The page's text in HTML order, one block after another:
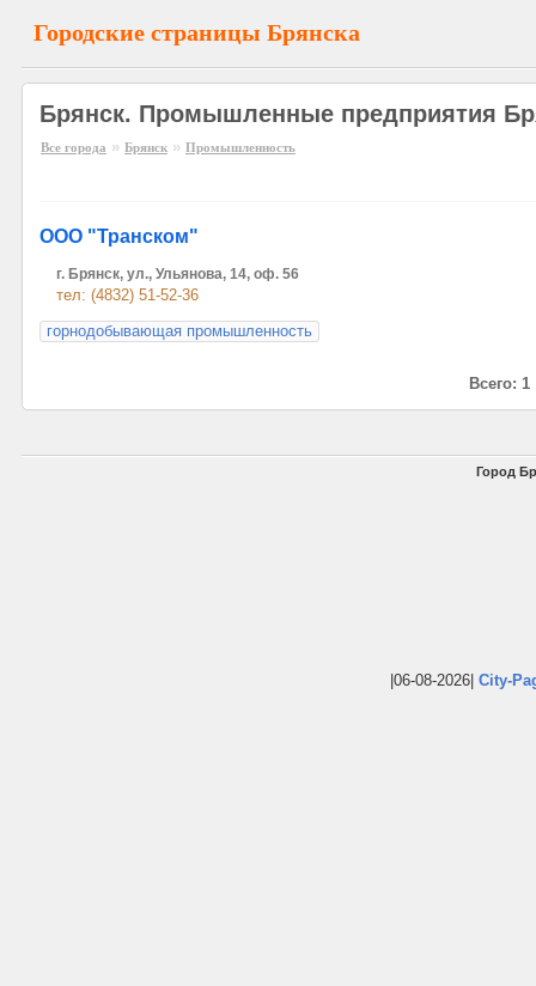
Городские страницы Брянска
Брянск. Промышленные предприятия
Все города » Брянск » Промышленность
ООО "Транском"
г. Брянск, ул., Ульянова, 14, оф. 56
тел: (4832) 51-52-36
горнодобывающая промышленность
Всего: 1
Город
|06-08-2026| City-